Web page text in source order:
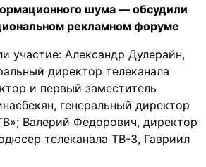
шума — обсудили
рекламном форуме
участие: Александр Дулерайн,
директор телеканала
и первый заместитель
генеральный директор
Валерий Федорович, директор
телеканала ТВ-3, Гавриил